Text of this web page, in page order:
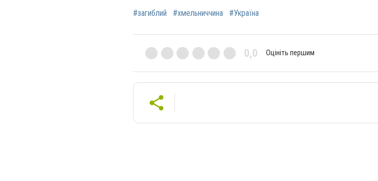
#загиблий #хмельниччина #Україна
0,0 Оцініть першим